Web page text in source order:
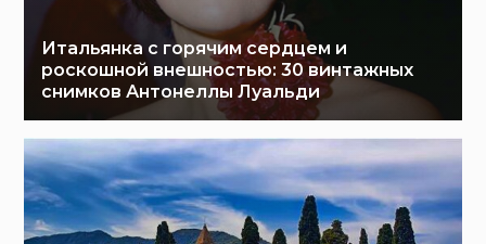
Итальянка с горячим сердцем и
роскошной внешностью: 30 винтажных
снимков Антонеллы Луальди